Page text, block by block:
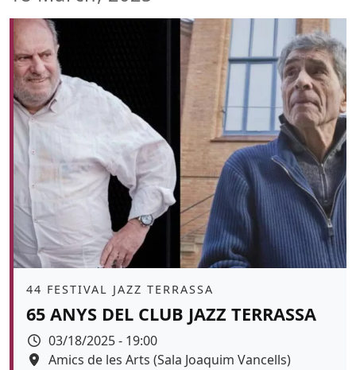
Àmbit
44 FESTIVAL JAZZ TERRASSA
65 ANYS DEL CLUB JAZZ TERRASSA
Data
03/18/2025 - 19:00
Espai
Amics de les Arts (Sala Joaquim Vancells)